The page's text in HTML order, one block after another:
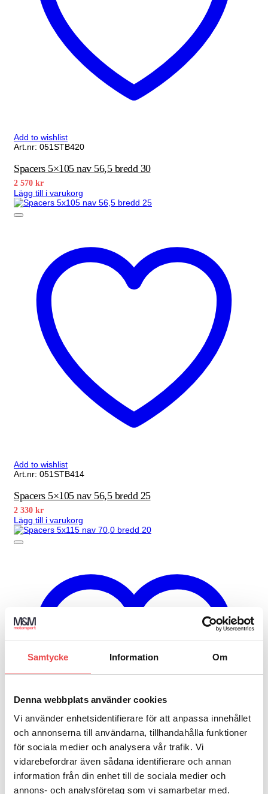
Samtycke Information Om
Denna webbplats använder cookies
Vi använder enhetsidentifierare för att anpassa innehållet
och annonserna till användarna, tillhandahålla funktioner
för sociala medier och analysera vår trafik. Vi
vidarebefordrar även sådana identifierare och annan
information från din enhet till de sociala medier och
annons- och analysföretag som vi samarbetar med.
Add to wishlist
Art.nr: 051STB420
Spacers 5×105 nav 56,5 bredd 30
2 570 kr
Lägg till i varukorg
Add to wishlist
Art.nr: 051STB414
Spacers 5×105 nav 56,5 bredd 25
2 330 kr
Lägg till i varukorg
Add to wishlist